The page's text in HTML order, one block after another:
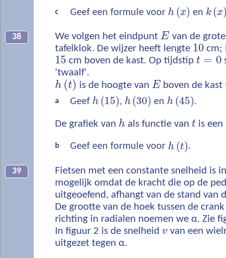
c Geef een formule voor h (x) en k (x
38 We volgen het eindpunt E van de
tafelklok. De wijzer heeft lengte 10 cm;
15 cm boven de kast. Op tijdstip t = 0
'twaalf'.
h (t) is de hoogte van E boven de
a Geef h (15), h (30) en h (45).
De grafiek van h als functie van t is een
b Geef een formule voor h (t).
39
Fietsen met een constante snelheid is
mogelijk omdat de kracht die op de
uitgeoefend, afhangt van de stand van
De grootte van de hoek tussen de
richting in radialen noemen we α. Zie
In figuur 2 is de snelheid v van een
uitgezet tegen α.